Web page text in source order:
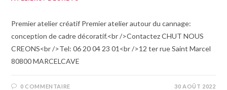
Premier atelier créatif Premier atelier autour du cannage:
conception de cadre décoratif.<br />Contactez CHUT NOUS
CREONS<br />Tel: 06 20 04 23 01<br />12 ter rue Saint Marcel
80800 MARCELCAVE
0 COMMENTAIRE 30 AOÛT 2022